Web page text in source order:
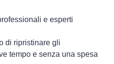
e esperti
di ripristinare gli
tempo e senza una spesa